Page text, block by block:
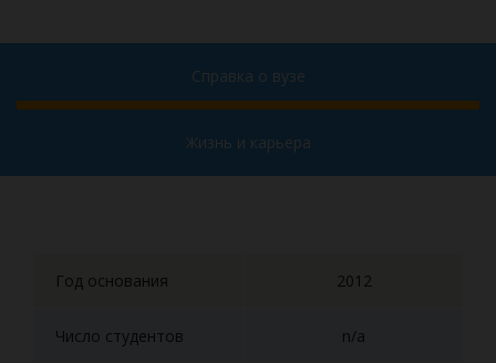
Справка о вузе
Жизнь и карьера
Год основания 2012
Число студентов n/a